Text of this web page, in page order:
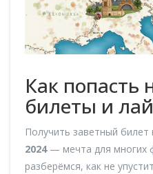
Как попасть
билеты и
Получить заветный билет
2024— мечта для многих
разберёмся, как не